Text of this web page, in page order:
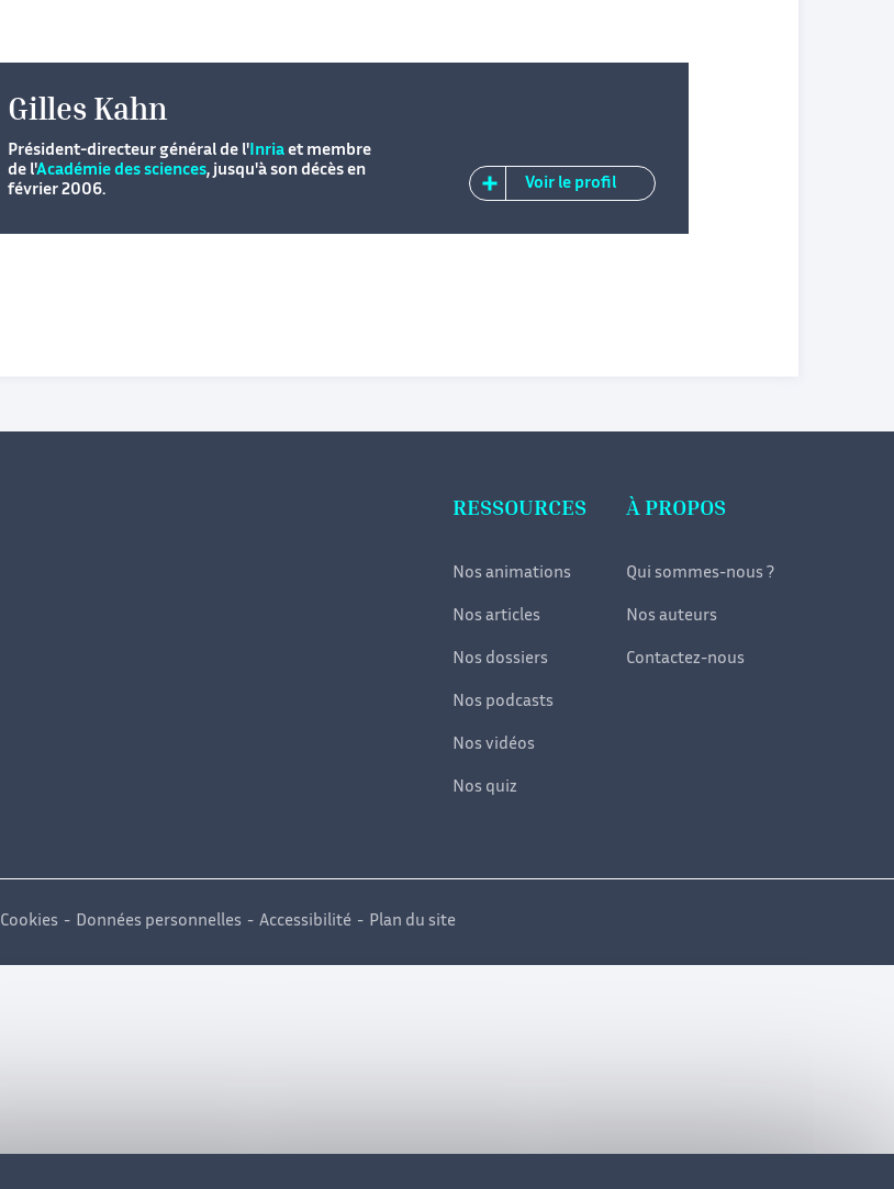
Gilles Kahn
Président-directeur général de l' Inria et membre
de l'Académie des sciences, jusqu'à son décès en
février 2006.
Voir le profil
RESSOURCES
Nos animations
Nos articles
Nos dossiers
Nos podcasts
Nos vidéos
Nos quiz
À PROPOS
Qui sommes-nous ?
Nos auteurs
Contactez-nous
Cookies Données personnelles Accessibilité Plan du site